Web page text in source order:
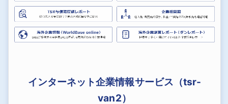
インターネット企業情報サービス（tsr-
van2）